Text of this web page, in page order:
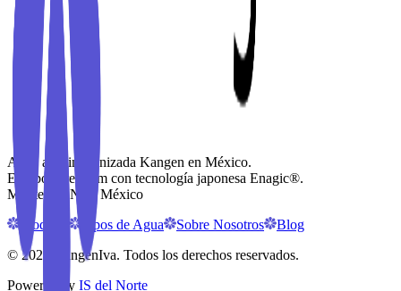
Agua alcalina ionizada Kangen en México.
Equipos premium con tecnología japonesa Enagic®.
Monterrey N.L. México
Modelos
Tipos de Agua Sobre Nosotros
Blog
©2026
KangenIva. Todos los derechos reservados.
Powered by IS del Norte